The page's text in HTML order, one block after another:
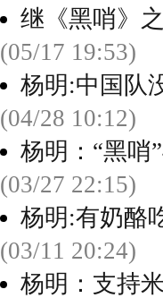
继《黑哨》
(05/17 19:53)
杨明:中国队
(04/28 10:12)
杨明：“黑哨
(03/27 22:15)
杨明:有奶酪
(03/11 20:24)
杨明：支持